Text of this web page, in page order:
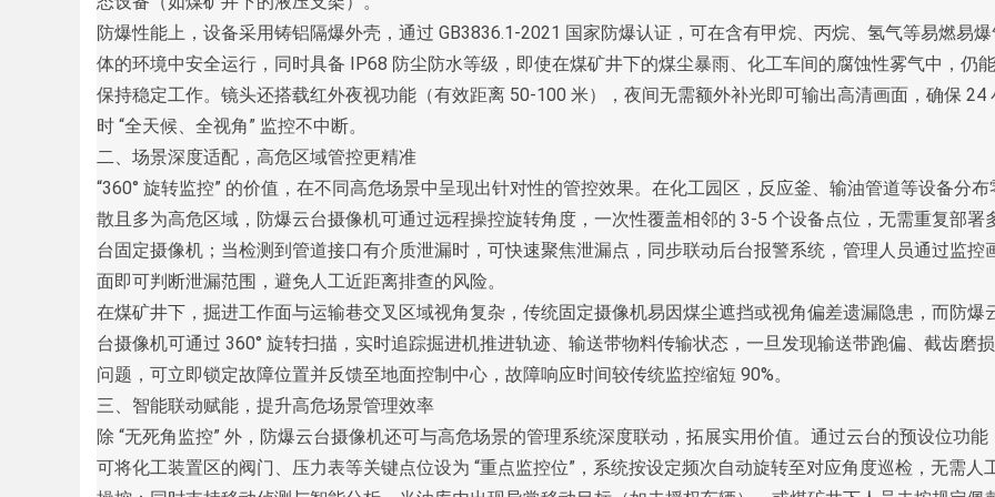
d
防爆性能上，设备采用铸铝隔爆外壳，通过 GB3836.1-2021 国家防爆认证，可在含有甲烷、丙烷、氢气等易燃易
体的环境中安全运行，同时具备 IP68 防尘防水等级，即使在煤矿井下的煤尘暴雨、化工车间的腐蚀性雾气中，仍能
保持稳定工作。镜头还搭载红外夜视功能（有效距离 50-100 米），夜间无需额外补光即可输出高清画面，确保 24
时 “全天候、全视角” 监控不中断。
二、场景深度适配，高危区域管控更精准
“360° 旋转监控” 的价值，在不同高危场景中呈现出针对性的管控效果。在化工园区，反应釜、输油管道等设备分布
散且多为高危区域，防爆云台摄像机可通过远程操控旋转角度，一次性覆盖相邻的 3-5 个设备点位，无需重复部署
台固定摄像机；当检测到管道接口有介质泄漏时，可快速聚焦泄漏点，同步联动后台报警系统，管理人员通过监控
面即可判断泄漏范围，避免人工近距离排查的风险。
在煤矿井下，掘进工作面与运输巷交叉区域视角复杂，传统固定摄像机易因煤尘遮挡或视角偏差遗漏隐患，而防爆
台摄像机可通过 360° 旋转扫描，实时追踪掘进机推进轨迹、输送带物料传输状态，一旦发现输送带跑偏、截齿磨
问题，可立即锁定故障位置并反馈至地面控制中心，故障响应时间较传统监控缩短 90%。
三、智能联动赋能，提升高危场景管理效率
除 “无死角监控” 外，防爆云台摄像机还可与高危场景的管理系统深度联动，拓展实用价值。通过云台的预设位功能
可将化工装置区的阀门、压力表等关键点位设为 “重点监控位”，系统按设定频次自动旋转至对应角度巡检，无需人